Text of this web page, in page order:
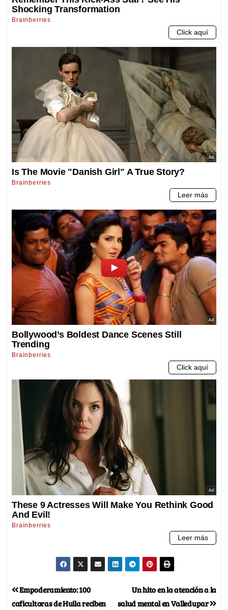
Un hito en la atención a la
salud mental en Valledupar
Empoderamiento: 100
caficultoras de Huila reciben